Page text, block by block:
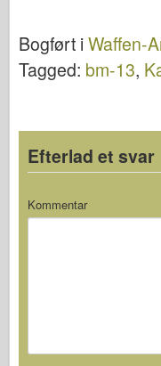
Bogført iWaffen-
Tagged: bm-13,
Efterlad et svar
Kommentar